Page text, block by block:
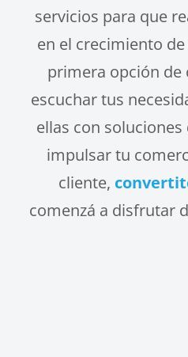
servicios para que
en el crecimiento
primera opción de
escuchar tus
ellas con
impulsar tu
cliente,
comenzá a disfrutar